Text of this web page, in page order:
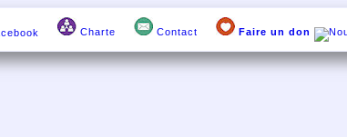
Charte Contact Faire un don